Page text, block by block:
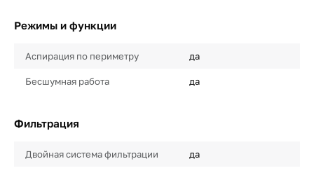
Режимы и функции
Аспирация по периметру да
Бесшумная работа да
Фильтрация
Двойная система фильтрации да